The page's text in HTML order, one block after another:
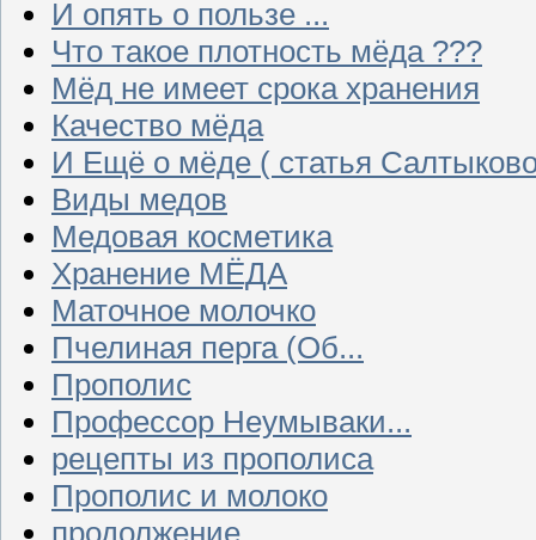
И опять о пользе ...
Что такое плотность мёда ???
Мёд не имеет срока хранения
Качество мёда
И Ещё о мёде ( статья
Виды медов
Медовая косметика
Хранение МЁДА
Маточное молочко
Пчелиная перга (Об...
Прополис
Профессор Неумываки...
рецепты из прополиса
Прополис и молоко
продолжение